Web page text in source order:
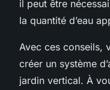
il peut être
la quantité d’eau
Avec ces conseils,
créer un système
jardin vertical. À